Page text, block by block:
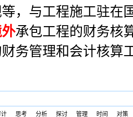
，与工程施工驻在
承包工程的财务核
务管理和会计核算
计 思考 分析 探讨 管理 时间 对策